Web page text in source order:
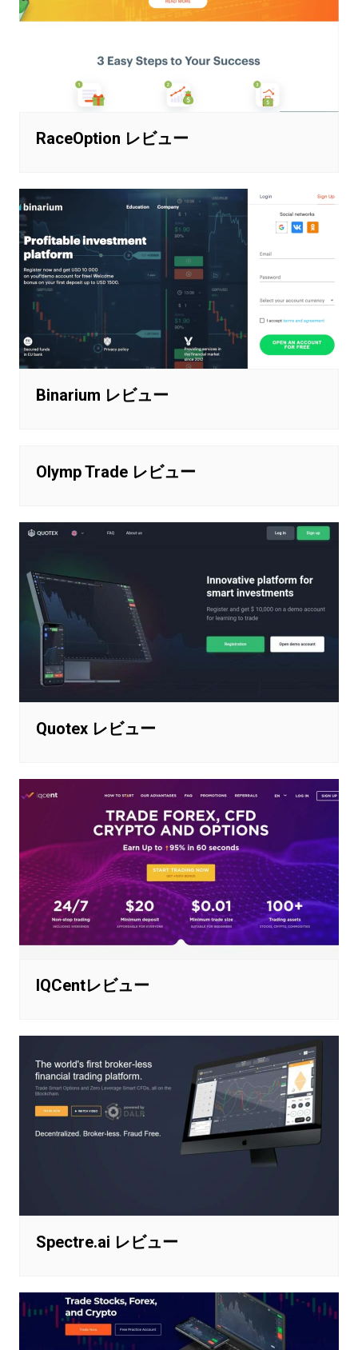
RaceOption レビュー
Binarium レビュー
Olymp Trade レビュー
Quotex レビュー
IQCentレビュー
Spectre.ai レビュー